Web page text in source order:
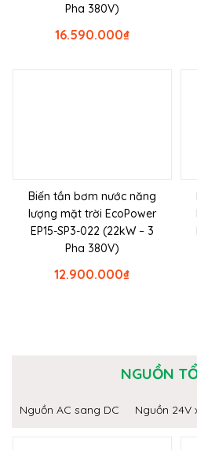
Pha 380V)
₫
16.590.000
Biến tần bơm nước năng
lượng mặt trời EcoPower
EP15-SP3-022 (22kW – 3
Pha 380V)
₫
12.900.000
NGUỒN
Nguồn AC sang DC Nguồn 24V